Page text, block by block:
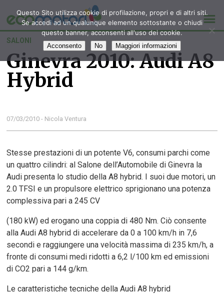
SALONI
Ginevra 2010: Audi A8
Hybrid
07/03/2010 - Nicola Ventura
Stesse prestazioni di un potente V6, consumi parchi come
un quattro cilindri: al Salone dell’Automobile di Ginevra la
Audi presenta lo studio della A8 hybrid. I suoi due motori, un
2.0 TFSI e un propulsore elettrico sprigionano una potenza
complessiva pari a 245 CV
(180 kW) ed erogano una coppia di 480 Nm. Ciò consente
alla Audi A8 hybrid di accelerare da 0 a 100 km/h in 7,6
secondi e raggiungere una velocità massima di 235 km/h, a
fronte di consumi medi ridotti a 6,2 l/100 km ed emissioni
di CO2 pari a 144 g/km.
Le caratteristiche tecniche della Audi A8 hybrid
Questo Sito utilizza cookie di profilazione, propri e di altri siti.
Se accedi ad un qualunque elemento sottostante o chiudi
questo banner, acconsenti all'uso dei cookie.
Acconsento No Maggiori informazioni